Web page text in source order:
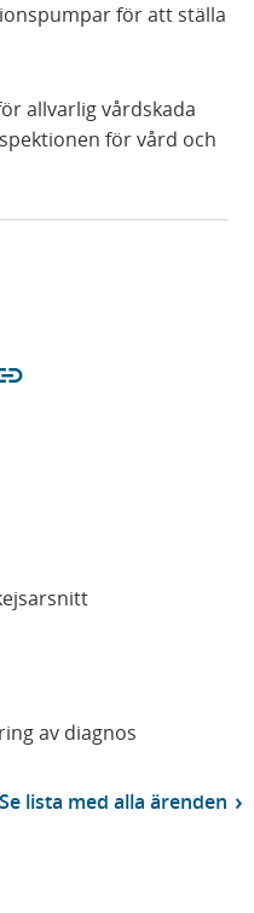
för att ställa
allvarlig vårdskada
för vård och
av diagnos
Se lista med alla ärenden